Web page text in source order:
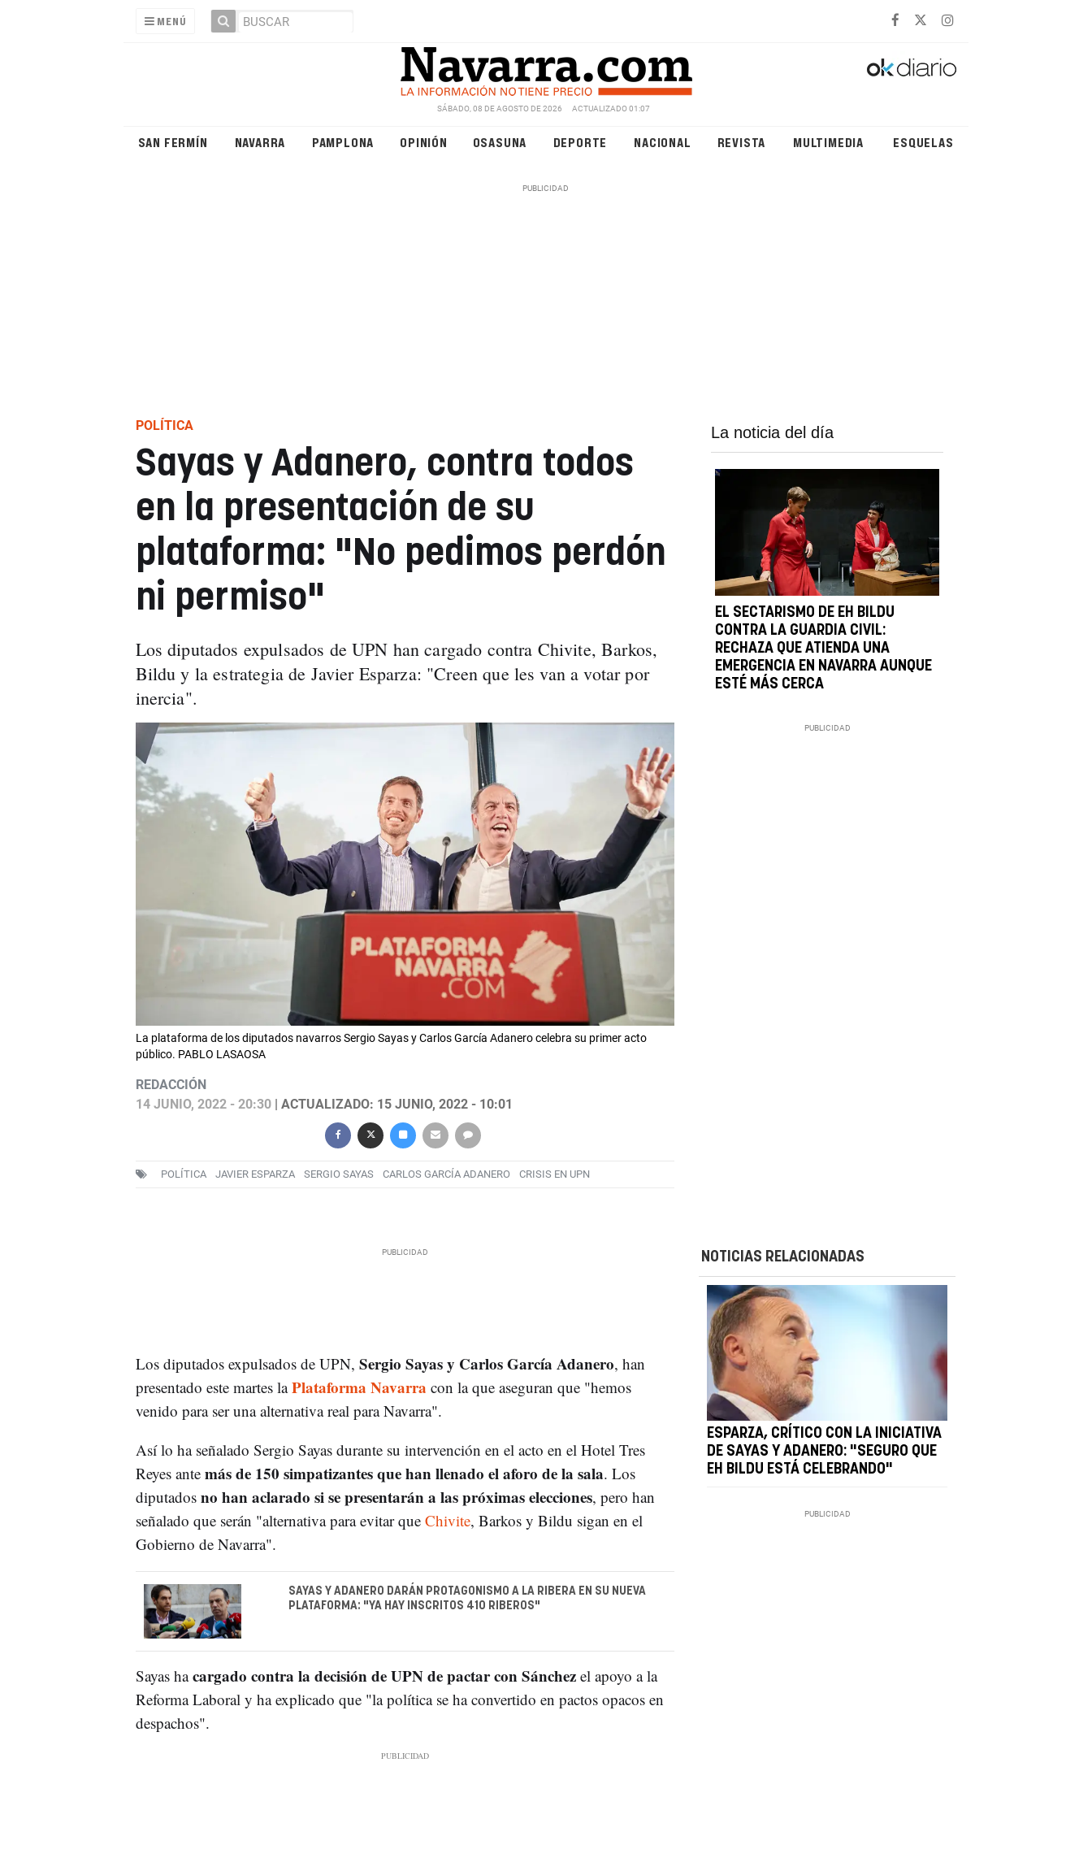
MENÚ
SÁBADO, 08 DE AGOSTO DE 2026 ACTUALIZADO 01:07
SAN FERMÍN NAVARRA PAMPLONA OPINIÓN OSASUNA DEPORTE NACIONAL REVISTA MULTIMEDIA ESQUELAS
POLÍTICA
Sayas y Adanero, contra todos
en la presentación de su
plataforma: "No pedimos perdón
ni permiso"
Los diputados expulsados de UPN han cargado contra Chivite, Barkos,
Bildu y la estrategia de Javier Esparza: "Creen que les van a votar por
inercia".
La plataforma de los diputados navarros Sergio Sayas y Carlos García Adanero celebra su primer acto
público. PABLO LASAOSA
REDACCIÓN
14 JUNIO, 2022 - 20:30| ACTUALIZADO: 15 JUNIO, 2022 - 10:01
POLÍTICA JAVIER ESPARZA SERGIO SAYAS CARLOS GARCÍA ADANERO CRISIS EN UPN
La noticia del día
EL SECTARISMO DE EH BILDU
CONTRA LA GUARDIA CIVIL:
RECHAZA QUE ATIENDA UNA
EMERGENCIA EN NAVARRA AUNQUE
ESTÉ MÁS CERCA
Los diputados expulsados de UPN, Sergio Sayas y Carlos García Adanero, han
presentado este martes laPlataforma Navarra con la que aseguran que "hemos
venido para ser una alternativa real para Navarra".
Así lo ha señalado Sergio Sayas durante su intervención en el acto en el Hotel Tres
Reyes ante más de 150 simpatizantes que han llenado el aforo de la sala. Los
diputados no han aclarado si se presentarán a las próximas elecciones, pero han
señalado que serán "alternativa para evitar que Chivite, Barkos y Bildu sigan en el
Gobierno de Navarra".
SAYAS Y ADANERO DARÁN PROTAGONISMO A LA RIBERA EN SU NUEVA
PLATAFORMA: "YA HAY INSCRITOS 410 RIBEROS"
Sayas hacargado contra la decisión de UPN de pactar con Sánchez el apoyo a la
Reforma Laboral y ha explicado que "la política se ha convertido en pactos opacos en
despachos".
NOTICIAS RELACIONADAS
ESPARZA, CRÍTICO CON LA INICIATIVA
DE SAYAS Y ADANERO: "SEGURO QUE
EH BILDU ESTÁ CELEBRANDO"